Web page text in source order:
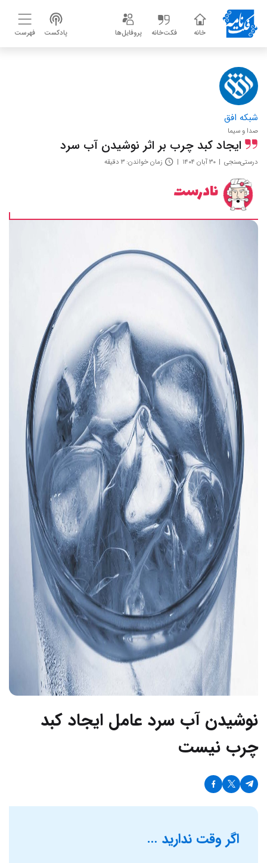
خانه فکت‌خانه پروفایل‌ها پادکست فهرست
شبکه افق
صدا و سیما
ایجاد کبد چرب بر اثر نوشیدن آب سرد
درستی‌سنجی ۳۰ آبان ۱۴۰۴ زمان خواندن: ۳ دقیقه
نادرست
نوشیدن آب سرد عامل ایجاد کبد
چرب نیست
اگر وقت ندارید …